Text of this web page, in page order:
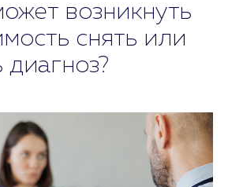
возникнуть
снять или